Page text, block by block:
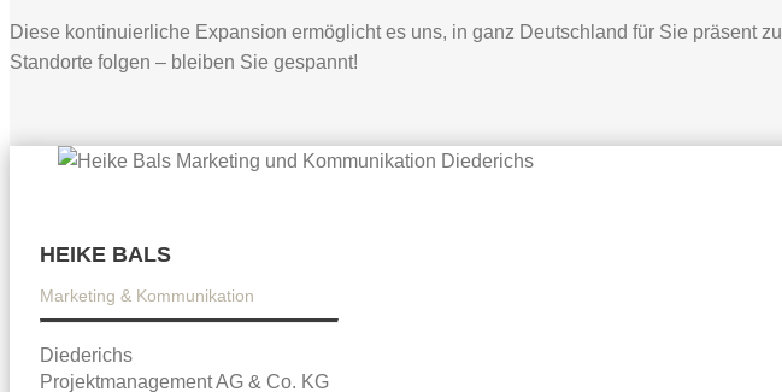
Diese kontinuierliche Expansion ermöglicht es uns, in ganz Deutschland für Sie präsent
Standorte folgen – bleiben Sie gespannt!
HEIKE BALS
Marketing & Kommunikation
Diederichs
Projektmanagement AG & Co. KG